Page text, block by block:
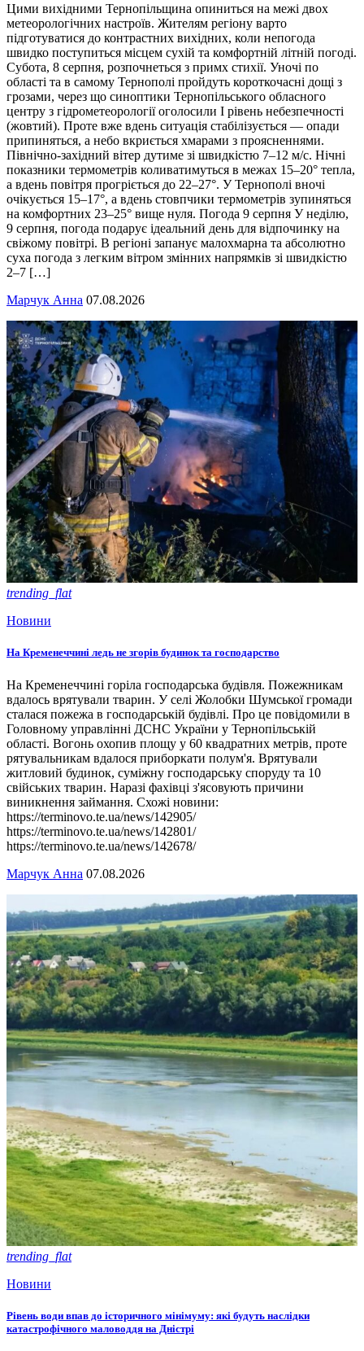
Цими вихідними Тернопільщина опиниться на межі двох
метеорологічних настроїв. Жителям регіону варто
підготуватися до контрастних вихідних, коли непогода
швидко поступиться місцем сухій та комфортній літній погоді.
Субота, 8 серпня, розпочнеться з примх стихії. Уночі по
області та в самому Тернополі пройдуть короткочасні дощі з
грозами, через що синоптики Тернопільського обласного
центру з гідрометеорології оголосили І рівень небезпечності
(жовтий). Проте вже вдень ситуація стабілізується — опади
припиняться, а небо вкриється хмарами з проясненнями.
Північно-західний вітер дутиме зі швидкістю 7–12 м/с. Нічні
показники термометрів коливатимуться в межах 15–20° тепла,
а вдень повітря прогріється до 22–27°. У Тернополі вночі
очікується 15–17°, а вдень стовпчики термометрів зупиняться
на комфортних 23–25° вище нуля. Погода 9 серпня У неділю,
9 серпня, погода подарує ідеальний день для відпочинку на
свіжому повітрі. В регіоні запанує малохмарна та абсолютно
суха погода з легким вітром змінних напрямків зі швидкістю
2–7 […]
Марчук Анна 07.08.2026
trending_flat
Новини
На Кременеччині ледь не згорів будинок та господарство
На Кременеччині горіла господарська будівля. Пожежникам
вдалось врятували тварин. У селі Жолобки Шумської громади
сталася пожежа в господарській будівлі. Про це повідомили в
Головному управлінні ДСНС України у Тернопільській
області. Вогонь охопив площу у 60 квадратних метрів, проте
рятувальникам вдалося приборкати полум'я. Врятували
житловий будинок, суміжну господарську споруду та 10
свійських тварин. Наразі фахівці з'ясовують причини
виникнення займання. Схожі новини:
https://terminovo.te.ua/news/142905/
https://terminovo.te.ua/news/142801/
https://terminovo.te.ua/news/142678/
Марчук Анна 07.08.2026
trending_flat
Новини
Рівень води впав до історичного мінімуму: які будуть наслідки
катастрофічного маловоддя на Дністрі